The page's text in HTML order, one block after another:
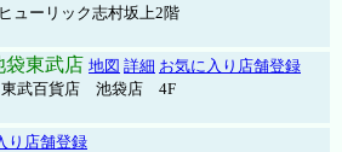
ューリック志村坂上2階
袋東武店 地図 詳細 お気に入り店舗登録
東武百貨店 池袋店 4F
り店舗登録